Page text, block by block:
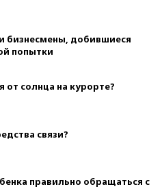
бизнесмены, добившиеся
попытки
от солнца на курорте?
связи?
правильно обращаться с